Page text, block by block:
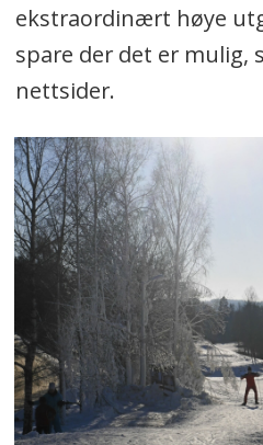
ekstraordinært høye
spare der det er mulig,
nettsider.